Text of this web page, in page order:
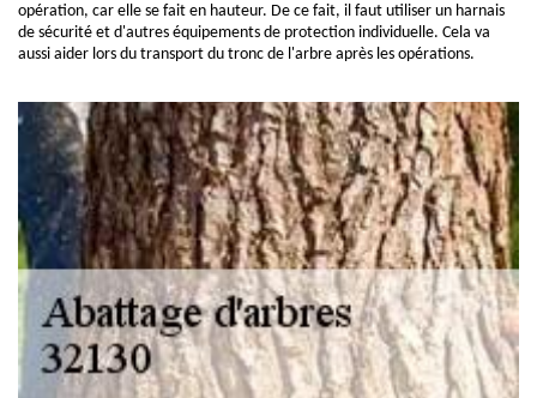
opération, car elle se fait en hauteur. De ce fait, il faut utiliser un harnais
de sécurité et d'autres équipements de protection individuelle. Cela va
aussi aider lors du transport du tronc de l'arbre après les opérations.